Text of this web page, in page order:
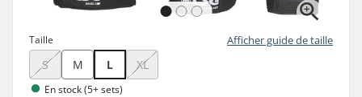
Taille Afficher guide de taille
S M L XL
En stock (5+ sets)